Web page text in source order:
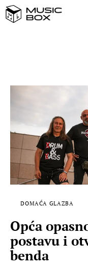
STRANA
FILM
MUSIC
DOMAĆA GLAZBA
Opća
postavu i
benda